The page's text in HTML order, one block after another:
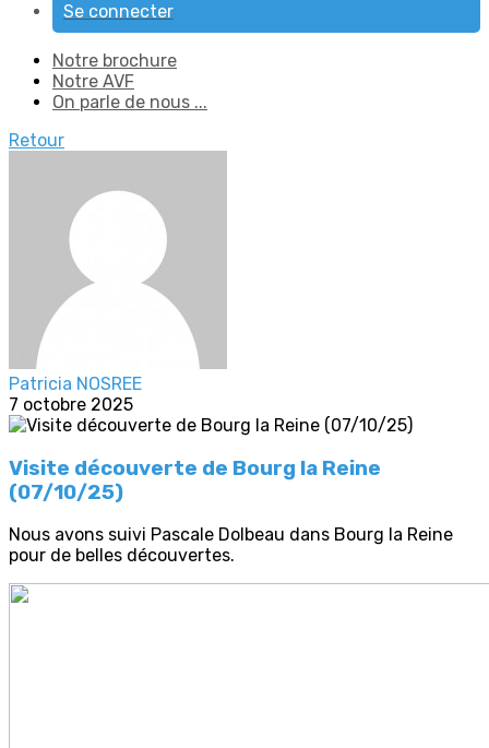
Se connecter
Notre brochure
Notre AVF
On parle de nous ...
Retour
Patricia NOSREE
7 octobre 2025
Visite découverte de Bourg la Reine
(07/10/25)
Nous avons suivi Pascale Dolbeau dans Bourg la Reine
pour de belles découvertes.